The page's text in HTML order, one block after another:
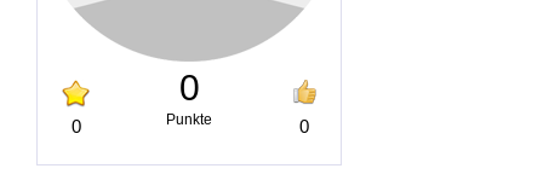
0
0
Punkte 0